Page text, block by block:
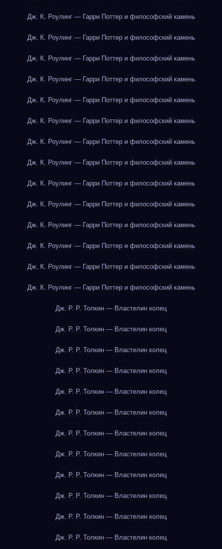
Дж. К. Роулинг — Гарри Поттер и философский камень
Дж. К. Роулинг — Гарри Поттер и философский камень
Дж. К. Роулинг — Гарри Поттер и философский камень
Дж. К. Роулинг — Гарри Поттер и философский камень
Дж. К. Роулинг — Гарри Поттер и философский камень
Дж. К. Роулинг — Гарри Поттер и философский камень
Дж. К. Роулинг — Гарри Поттер и философский камень
Дж. К. Роулинг — Гарри Поттер и философский камень
Дж. К. Роулинг — Гарри Поттер и философский камень
Дж. К. Роулинг — Гарри Поттер и философский камень
Дж. К. Роулинг — Гарри Поттер и философский камень
Дж. К. Роулинг — Гарри Поттер и философский камень
Дж. К. Роулинг — Гарри Поттер и философский камень
Дж. К. Роулинг — Гарри Поттер и философский камень
Дж. Р. Р. Толкин — Властелин колец
Дж. Р. Р. Толкин — Властелин колец
Дж. Р. Р. Толкин — Властелин колец
Дж. Р. Р. Толкин — Властелин колец
Дж. Р. Р. Толкин — Властелин колец
Дж. Р. Р. Толкин — Властелин колец
Дж. Р. Р. Толкин — Властелин колец
Дж. Р. Р. Толкин — Властелин колец
Дж. Р. Р. Толкин — Властелин колец
Дж. Р. Р. Толкин — Властелин колец
Дж. Р. Р. Толкин — Властелин колец
Дж. Р. Р. Толкин — Властелин колец